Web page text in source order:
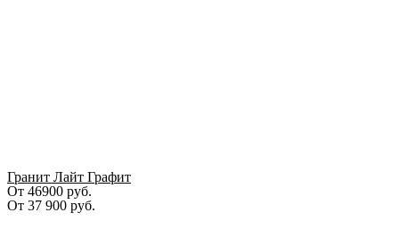
Гранит Лайт Графит
От 46900 руб.
От 37 900 руб.